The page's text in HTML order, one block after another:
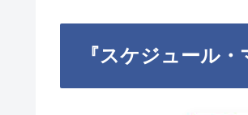
『スケジュール